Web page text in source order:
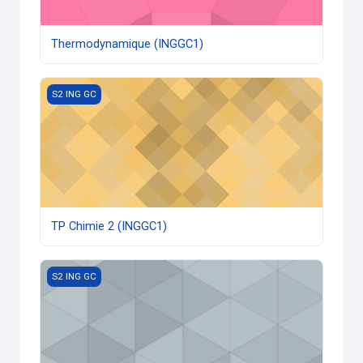
Thermodynamique (INGGC1)
TP Chimie 2 (INGGC1)
S2 ING GC
TP Chimie 2 (INGGC1)
Informatique 2 (INGGC1)
S2 ING GC